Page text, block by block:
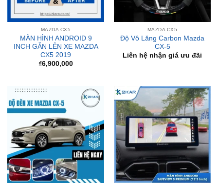
MAZDA CX5
MÀN HÌNH ANDROID 9
INCH GẮN LÊN XE MAZDA
CX5 2019
₫ 6,900,000
MAZDA CX5
Độ Vô Lăng Carbon Mazda
CX-5
Liên hệ nhận giá ưu đãi
MAZDA
Dịch Vụ Độ Đèn Xe Ô Tô
Mazda CX-5 Chất Lượng
MAZDA CX5
Lắp Màn Hình Android Xe
Mazda CX5 Tại TPHCM